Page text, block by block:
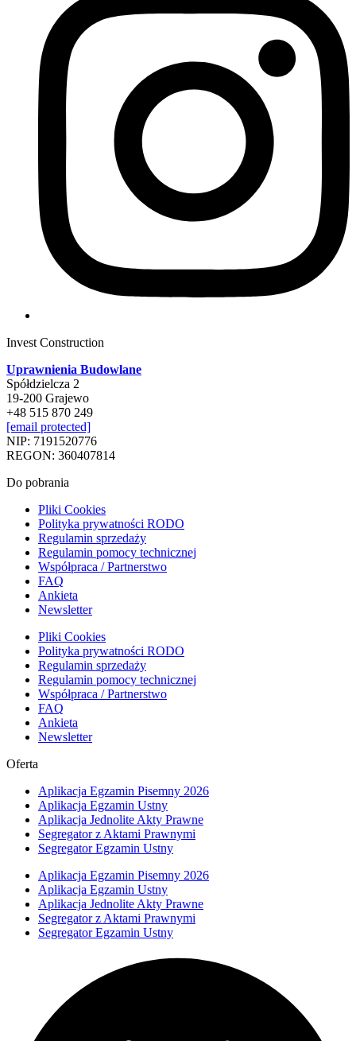
Invest Construction
Uprawnienia Budowlane
Spółdzielcza 2
19-200 Grajewo
+48 515 870 249
[email protected]
NIP: 7191520776
REGON: 360407814
Do pobrania
Pliki Cookies
Polityka prywatności RODO
Regulamin sprzedaży
Regulamin pomocy technicznej
Współpraca / Partnerstwo
FAQ
Ankieta
Newsletter
Pliki Cookies
Polityka prywatności RODO
Regulamin sprzedaży
Regulamin pomocy technicznej
Współpraca / Partnerstwo
FAQ
Ankieta
Newsletter
Oferta
Aplikacja Egzamin Pisemny 2026
Aplikacja Egzamin Ustny
Aplikacja Jednolite Akty Prawne
Segregator z Aktami Prawnymi
Segregator Egzamin Ustny
Aplikacja Egzamin Pisemny 2026
Aplikacja Egzamin Ustny
Aplikacja Jednolite Akty Prawne
Segregator z Aktami Prawnymi
Segregator Egzamin Ustny